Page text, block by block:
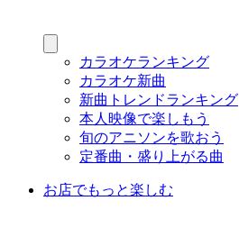
カラオケランキング
カラオケ新曲
新曲トレンドランキング
本人映像で楽しもう
旬のアニソンを歌おう
定番曲・盛り上がる曲
お店でもっと楽しむ